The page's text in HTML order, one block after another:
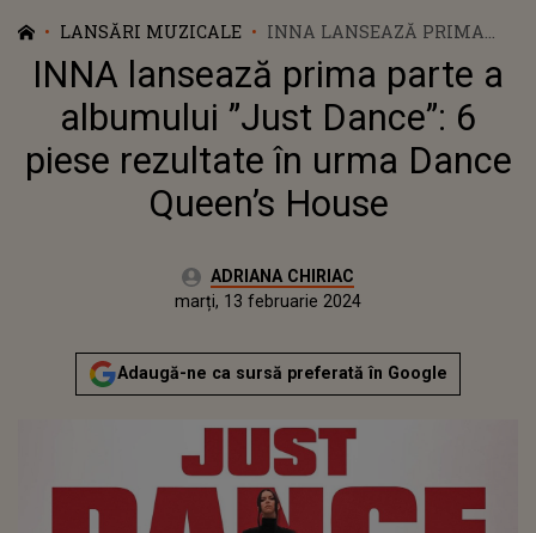
LANSĂRI MUZICALE
INNA LANSEAZĂ PRIMA
PARTE A ALBUMULUI
”JUST DANCE”: 6 PIESE
REZULTATE ÎN URMA
DANCE QUEEN’S HOUSE
INNA lansează prima parte a
albumului ”Just Dance”: 6
piese rezultate în urma Dance
Queen’s House
Autor:ADRIANA CHIRIAC
luni, 13 februarie 2023Actualizat:
marți, 13 februarie 2024
Adaugă-ne ca sursă preferată în Google